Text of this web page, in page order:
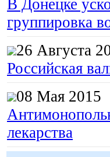
В Донецке
группировка
26 Августа
Российская
08 Мая 2015
лекарства